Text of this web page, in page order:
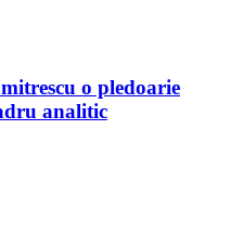
o pledoarie
analitic